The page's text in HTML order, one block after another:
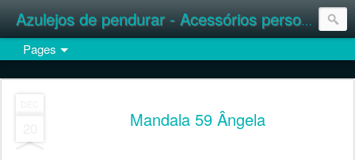
Azulejos de pendurar - Acessórios personalizados
Pages
Mandala 59 Ângela